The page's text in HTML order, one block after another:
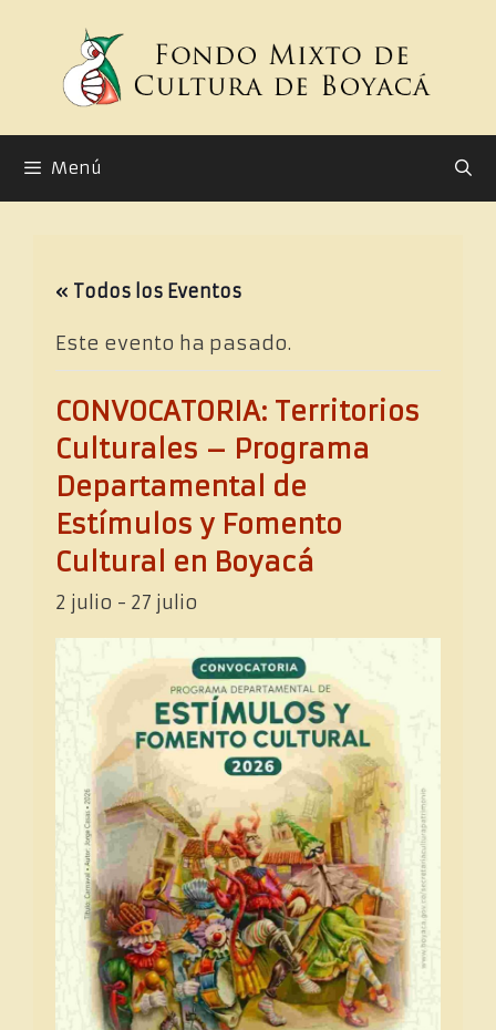
contenido
Menú
« Todos los Eventos
Este evento ha pasado.
CONVOCATORIA: Territorios
Culturales – Programa
Departamental de
Estímulos y Fomento
Cultural en Boyacá
2 julio - 27 julio